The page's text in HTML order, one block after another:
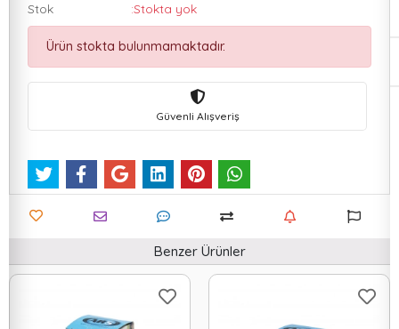
Stok
:Stokta yok
Ürün stokta bulunmamaktadır.
Güvenli Alışveriş
Benzer Ürünler